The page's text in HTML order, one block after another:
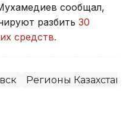
сообщал,
разбить 30
средств.
Регионы